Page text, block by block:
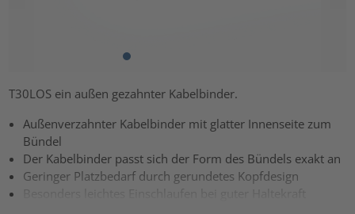
T30LOS ein außen gezahnter Kabelbinder.
Außenverzahnter Kabelbinder mit glatter Innenseite zum
Bündel
Der Kabelbinder passt sich der Form des Bündels exakt an
Geringer Platzbedarf durch gerundetes Kopfdesign
Besonders leichtes Einschlaufen bei guter Haltekraft